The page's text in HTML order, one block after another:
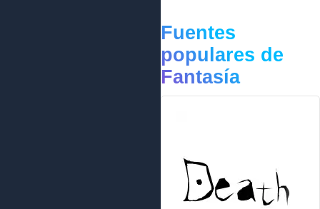
Fuentes
populares de
Fantasía